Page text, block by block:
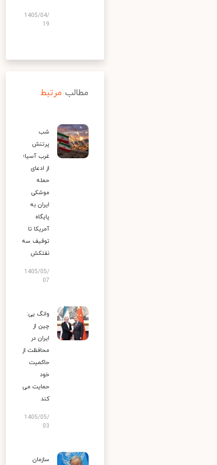
1405/04/
19
مطالب مرتبط
شب
پرتنش
غرب آسیا؛
از ادعای
حمله
موشکی
ایران به
پایگاه
آمریکا تا
توقیف سه
نفتکش
1405/05/
07
وانگ یی:
چین از
ایران در
محافظت از
حاکمیت
خود
حمایت می
کند
1405/05/
03
سازمان